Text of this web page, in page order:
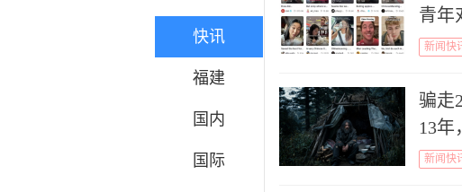
快讯
福建
国内
国际
青年
新闻快
骗走
13年
新闻快